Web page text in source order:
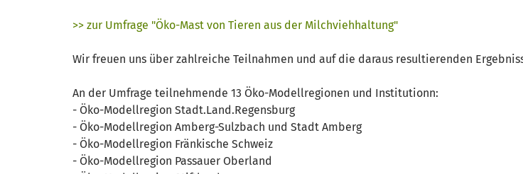
>> zur Umfrage "Öko-Mast von Tieren aus der Milchviehhaltung"
Wir freuen uns über zahlreiche Teilnahmen und auf die daraus resultierenden
An der Umfrage teilnehmende 13 Öko-Modellregionen und Institutionn:
- Öko-Modellregion Stadt.Land.Regensburg
- Öko-Modellregion Amberg-Sulzbach und Stadt Amberg
- Öko-Modellregion Fränkische Schweiz
- Öko-Modellregion Passauer Oberland